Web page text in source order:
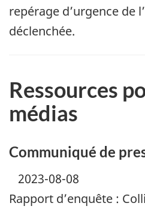
repérage d’urgence de
déclenchée.
Ressources
médias
Communiqué de
2023-08-08
Rapport d’enquête :